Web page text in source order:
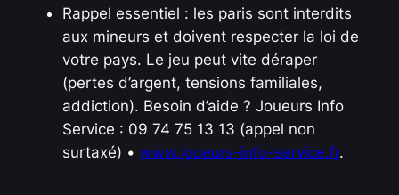
Rappel essentiel : les paris sont interdits
aux mineurs et doivent respecter la loi de
votre pays. Le jeu peut vite déraper
(pertes d’argent, tensions familiales,
addiction). Besoin d’aide ? Joueurs Info
Service : 09 74 75 13 13 (appel non
surtaxé) •www.joueurs-info-service.fr.